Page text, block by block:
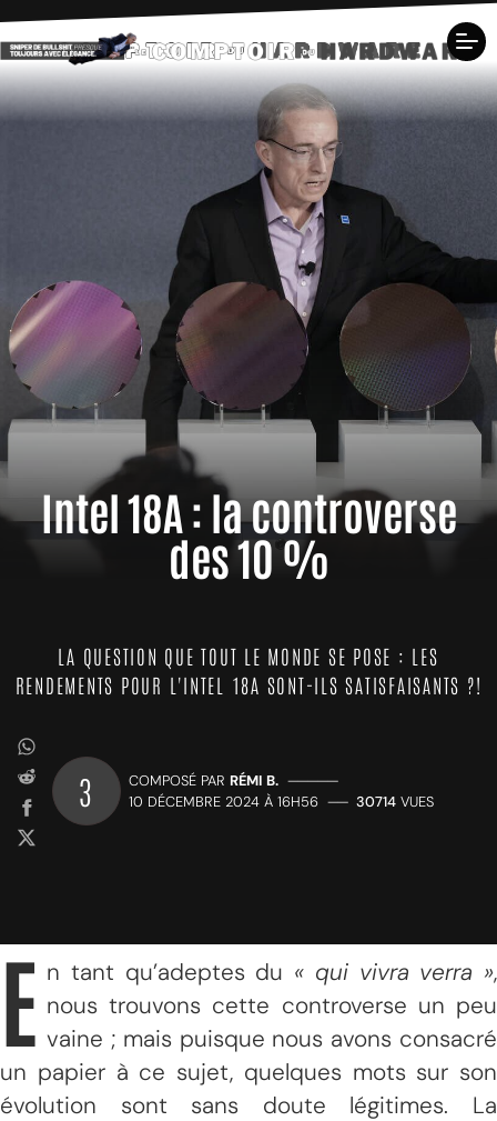
Intel 18A : la controverse
des 10 %
LA QUESTION QUE TOUT LE MONDE SE POSE : LES
RENDEMENTS POUR L'INTEL 18A SONT-ILS SATISFAISANTS ?!
3 COMPOSÉ PAR RÉMI B. —————
10 DÉCEMBRE 2024 À 16H56 —— 30714 VUES
E n tant qu’adeptes du « qui vivra verra »,
nous trouvons cette controverse un peu
vaine ; mais puisque nous avons consacré
un papier à ce sujet, quelques mots sur son
évolution sont sans doute légitimes. La